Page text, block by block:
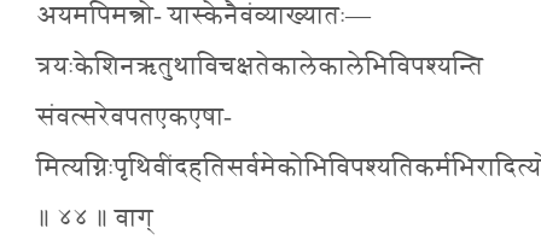
अयमपिमन्त्रो- यास्केनैवंव्याख्यातः—
त्रयःकेशिनऋतुथाविचक्षतेकालेकालेभिविपश्यन्ति
संवत्सरेवपतएकएषा-
॥ ४४ ॥ वाग्